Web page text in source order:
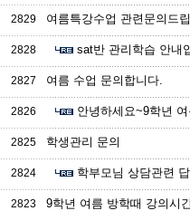
2829 여름특강수업 관련문의드
2828 sat반 관리학습 안내
2827 여름 수업 문의합니다.
2826 안녕하세요~9학년
2825 학생관리 문의
2824 학부모님 상담관련
2823 9학년 여름 방학때 강의시